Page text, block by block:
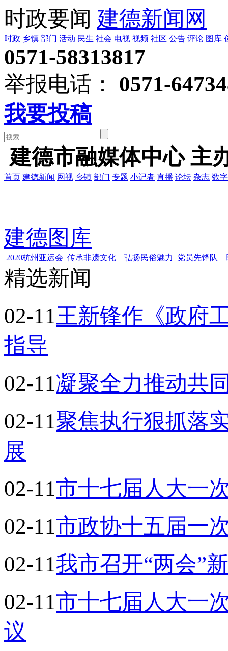
时政要闻 建德新闻网
时政 乡镇 部门 活动 民生 社会 电视 视频 社区 公告 评论 图库
0571-58313817
举报电话：
0571-
我要投稿
建德市融媒体中心 主
首页 建德新闻 网视 乡镇 部门 专题 小记者 直播 论坛 杂志 数
建德图库
2020杭州亚运会 传承非遗文化 弘扬民俗魅力 党员先锋队
精选新闻
02-11王新锋作《政府
指导
02-11凝聚全力推动共
02-11聚焦执行狠抓落
展
02-11市十七届人大一
02-11市政协十五届一
02-11我市召开“两会”
02-11市十七届人大一
议